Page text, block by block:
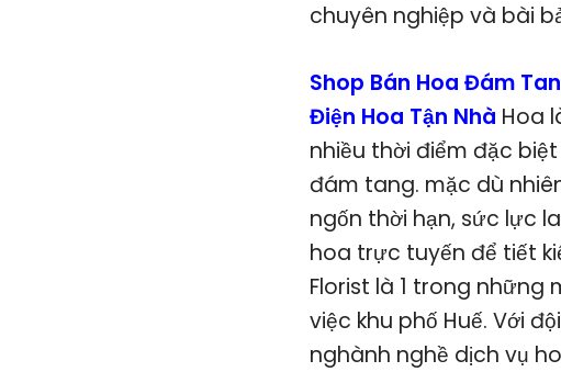
chuyên nghiệp và bài
Shop Bán Hoa Đám
Điện Hoa Tận Nhà Hoa
nhiều thời điểm đặc
đám tang. mặc dù
ngốn thời hạn, sức lực
hoa trực tuyến để tiết
Florist là 1 trong
việc khu phố Huế. Với
nghành nghề dịch vụ